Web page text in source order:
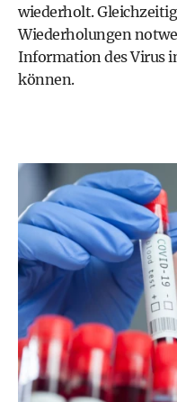
wiederholt.
Wiederholungen
Information des Virus
können.